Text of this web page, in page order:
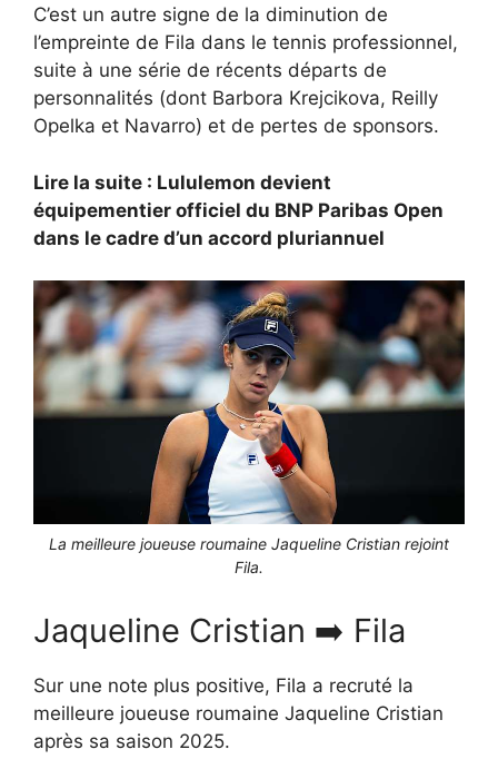
C’est un autre signe de la diminution de
l’empreinte de Fila dans le tennis professionnel,
suite à une série de récents départs de
personnalités (dont Barbora Krejcikova, Reilly
Opelka et Navarro) et de pertes de sponsors.
Lire la suite : Lululemon devient
équipementier officiel du BNP Paribas Open
dans le cadre d’un accord pluriannuel
La meilleure joueuse roumaine Jaqueline Cristian rejoint
Fila.
Jaqueline Cristian ➡️ Fila
Sur une note plus positive, Fila a recruté la
meilleure joueuse roumaine Jaqueline Cristian
après sa saison 2025.